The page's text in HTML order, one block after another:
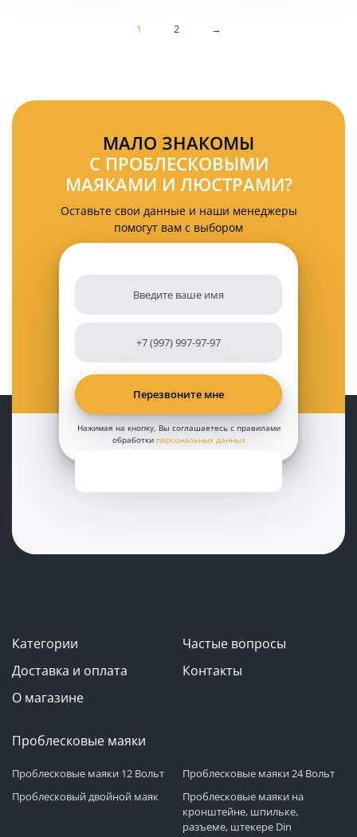
1 2 →
МАЛО ЗНАКОМЫ
С ПРОБЛЕСКОВЫМИ
МАЯКАМИ И ЛЮСТРАМИ?
Оставьте свои данные и наши менеджеры
помогут вам с выбором
Нажимая на кнопку, Вы соглашаетесь с правилами
обработки персональных данных
Категории
Частые вопросы
Доставка и оплата
Контакты
О магазине
Проблесковые маяки
Проблесковые маяки 12 Вольт
Проблесковые маяки 24 Вольт
Проблесковый двойной маяк
Проблесковые маяки на
кронштейне, шпильке,
разъеме, штекере Din